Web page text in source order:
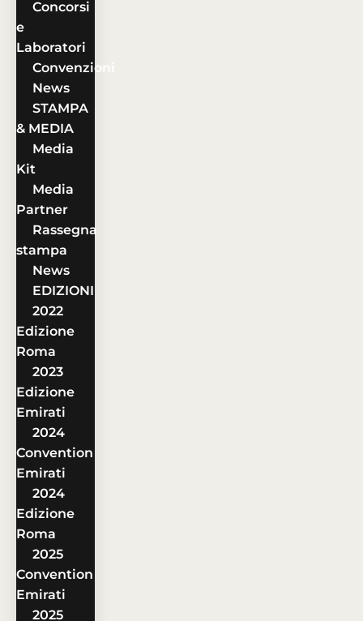
Concorsi
e
Laboratori
Convenzioni
News
STAMPA
& MEDIA
Media
Kit
Media
Partner
Rassegna
stampa
News
EDIZIONI
2022
Edizione
Roma
2023
Edizione
Emirati
2024
Convention
Emirati
2024
Edizione
Roma
2025
Convention
Emirati
2025